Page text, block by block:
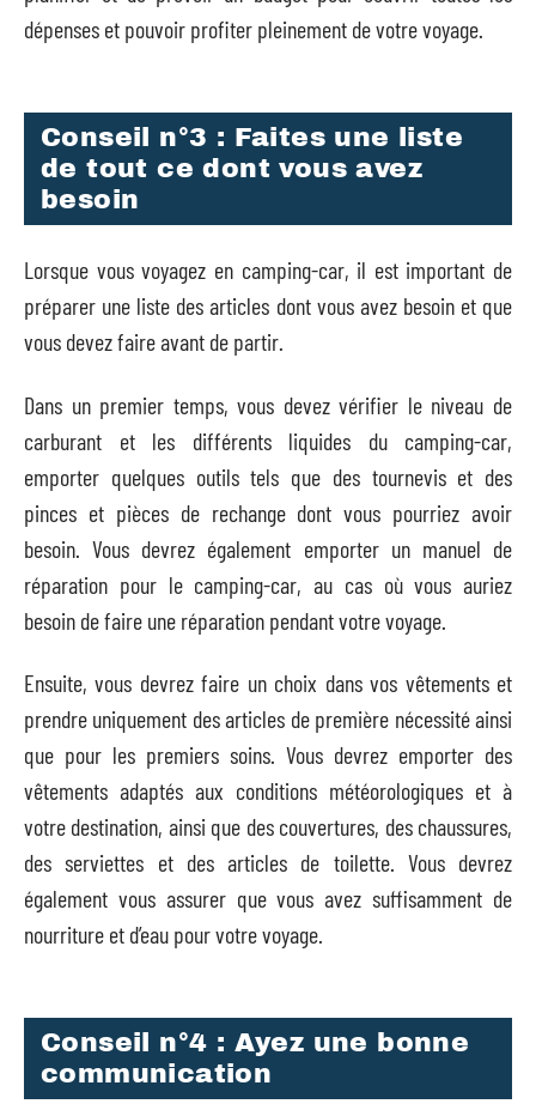
dépenses et pouvoir profiter pleinement de votre voyage.
Conseil n°3 : Faites une liste
de tout ce dont vous avez
besoin
Lorsque vous voyagez en camping-car, il est important de
préparer une liste des articles dont vous avez besoin et que
vous devez faire avant de partir.
Dans un premier temps, vous devez vérifier le niveau de
carburant et les différents liquides du camping-car,
emporter quelques outils tels que des tournevis et des
pinces et pièces de rechange dont vous pourriez avoir
besoin. Vous devrez également emporter un manuel de
réparation pour le camping-car, au cas où vous auriez
besoin de faire une réparation pendant votre voyage.
Ensuite, vous devrez faire un choix dans vos vêtements et
prendre uniquement des articles de première nécessité ainsi
que pour les premiers soins. Vous devrez emporter des
vêtements adaptés aux conditions météorologiques et à
votre destination, ainsi que des couvertures, des chaussures,
des serviettes et des articles de toilette. Vous devrez
également vous assurer que vous avez suffisamment de
nourriture et d’eau pour votre voyage.
Conseil n°4 : Ayez une bonne
communication